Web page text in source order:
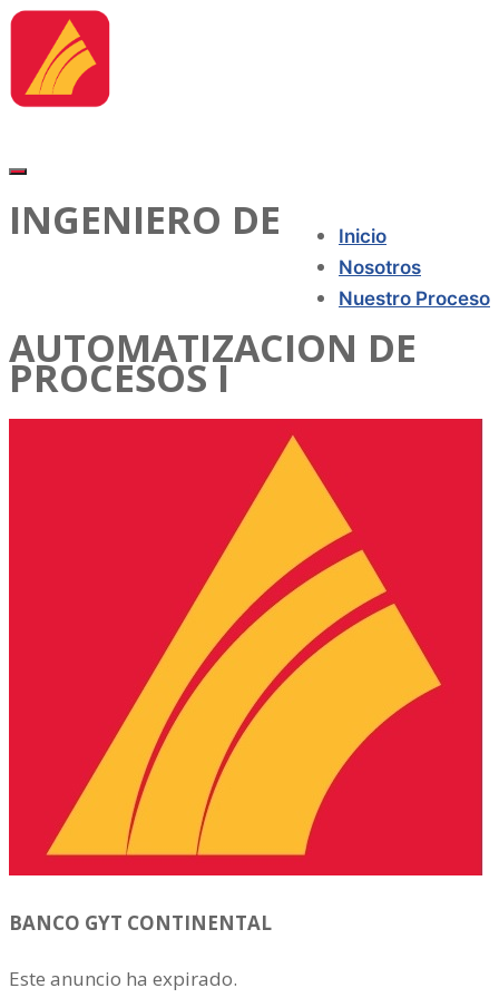
Inicio
Nosotros
Nuestro Proceso
INGENIERO DE
AUTOMATIZACION DE
PROCESOS I
BANCO GYT CONTINENTAL
Este anuncio ha expirado.